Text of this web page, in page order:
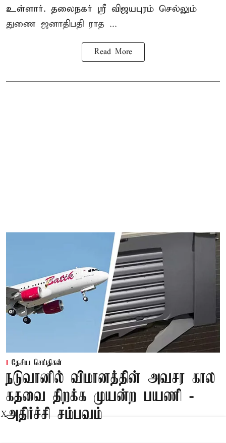
உள்ளார். தலைநகர் ஸ்ரீ விஜயபுரம் செல்லும்
துணை ஜனாதிபதி ராத ...
Read More
தேசிய செய்திகள்
நடுவானில் விமானத்தின் அவசர கால
கதவை திறக்க முயன்ற பயணி -
அதிர்ச்சி சம்பவம்
X